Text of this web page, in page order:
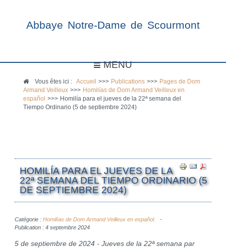
Abbaye Notre-Dame de Scourmont
MENU
Vous êtes ici :Accueil >>> Publications >>> Pages de Dom
Armand Veilleux >>> Homilías de Dom Armand Veilleux en
español
>>> Homilía para el jueves de la 22ª semana del
Tiempo Ordinario (5 de septiembre 2024)
HOMILÍA PARA EL JUEVES DE LA
22ª SEMANA DEL TIEMPO ORDINARIO (5
DE SEPTIEMBRE 2024)
Catégorie : Homilías de Dom Armand Veilleux en español.
Publication : 4 septembre 2024
5 de septiembre de 2024 - Jueves de la 22ª semana par